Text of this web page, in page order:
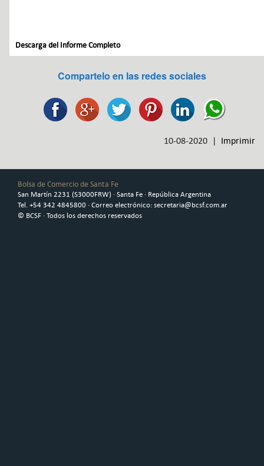
Descarga del Informe Completo
Compartelo en las redes sociales
10-08-2020 | Imprimir
Bolsa de Comercio de Santa Fe
San Martín 2231 (S3000FRW) · Santa Fe · República Argentina
Tel. +54 342 4845800 · Correo electrónico: secretaria@bcsf.com.ar
© BCSF · Todos los derechos reservados